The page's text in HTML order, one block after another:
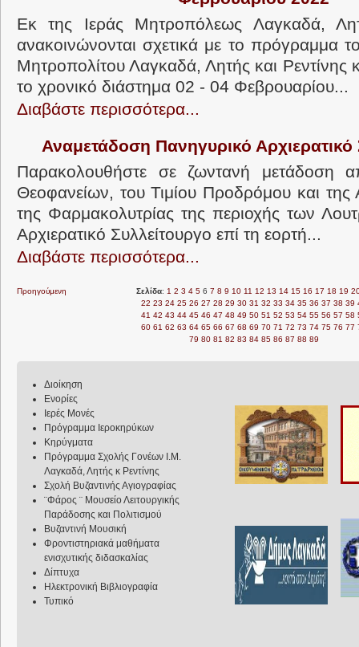
Εκ της Ιεράς Μητροπόλεως Λαγκαδά,
ανακοινώνονται σχετικά με το πρόγραμμα
Μητροπολίτου Λαγκαδά, Λητής και Ρεντίνης
το χρονικό διάστημα 02 - 04 Φεβρουαρίου...
Διαβάστε περισσότερα...
Αναμετάδοση Πανηγυρικό Αρχιερατικό
Παρακολουθήστε σε ζωντανή μετάδοση
Θεοφανείων, του Τιμίου Προδρόμου και της
της Φαρμακολυτρίας της περιοχής των
Αρχιερατικό Συλλείτουργο επί τη εορτή...
Διαβάστε περισσότερα...
Προηγούμενη Σελίδα: 1 2 3 4 56 7 8 9 10 11 12 13 14 15 16 17 18 19
22 23 24 25 26 27 28 29 30 31 32 33 34 35 36 37 38 39
41 42 43 44 45 46 47 48 49 50 51 52 53 54 55 56 57 58
60 61 62 63 64 65 66 67 68 69 70 71 72 73 74 75 76 77
79 80 81 82 83 84 85 86 87 88 89
Διοίκηση
Ενορίες
Ιερές Μονές
Πρόγραμμα Ιεροκηρύκων
Κηρύγματα
Πρόγραμμα Σχολής Γονέων Ι.Μ.
Λαγκαδά, Λητής κ Ρεντίνης
Σχολή Βυζαντινής Αγιογραφίας
¨Φάρος ¨ Μουσείο Λειτουργικής
Παράδοσης και Πολιτισμού
Βυζαντινή Μουσική
Φροντιστηριακά μαθήματα
ενισχυτικής διδασκαλίας
Δίπτυχα
Ηλεκτρονική Βιβλιογραφία
Τυπικό